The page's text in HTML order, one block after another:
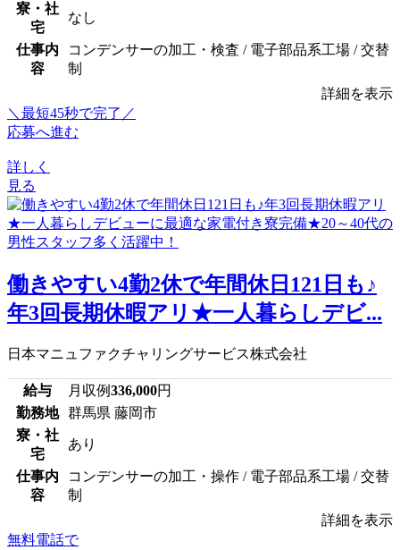
寮・社
宅
なし
仕事内
容
コンデンサーの加工・検査 / 電子部品系工場 / 交替
制
詳細を表示
＼最短45秒で完了／
応募へ進む
詳しく
見る
働きやすい4勤2休で年間休日121日も♪
年3回長期休暇アリ★一人暮らしデビ...
日本マニュファクチャリングサービス株式会社
給与 月収例336,000円
勤務地
群馬県 藤岡市
寮・社
宅
あり
仕事内
容
コンデンサーの加工・操作 / 電子部品系工場 / 交替
制
詳細を表示
無料電話で